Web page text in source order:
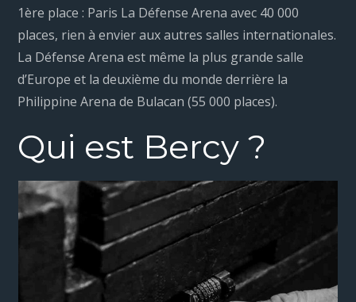
1ère place : Paris La Défense Arena avec 40 000
places, rien à envier aux autres salles internationales.
La Défense Arena est même la plus grande salle
d’Europe et la deuxième du monde derrière la
Philippine Arena de Bulacan (55 000 places).
Qui est Bercy ?